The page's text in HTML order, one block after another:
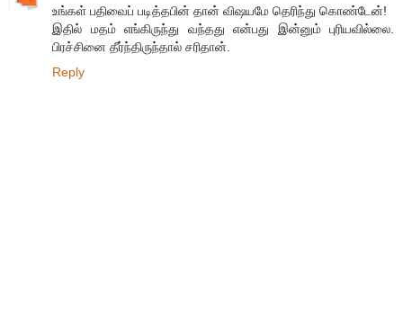
உங்கள் பதிவைப் படித்தபின் தான் விஷயமே தெரிந்து கொண்டேன்!
இதில் மதம் எங்கிருந்து வந்தது என்பது இன்னும் புரியவில்லை.
பிரச்சினை தீர்ந்திருந்தால் சரிதான்.
Reply